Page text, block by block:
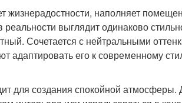
наполняет
выглядит одинаково
Сочетается с нейтральными
его к современному
для создания спокойной